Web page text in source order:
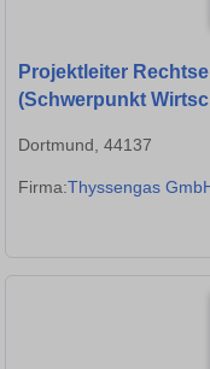
Projektleiter
(Schwerpunkt
Dortmund, 44137
Firma:Thyssengas